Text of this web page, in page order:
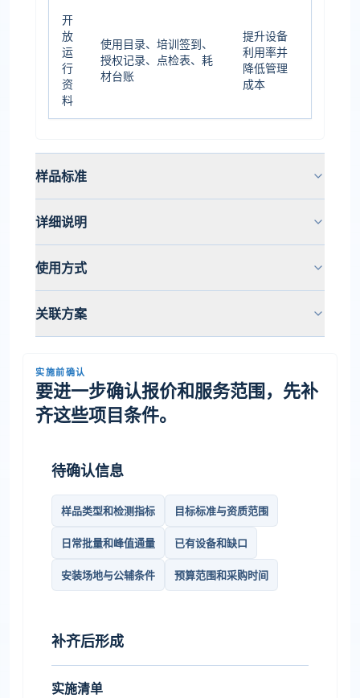
开
放
运
行
资
料
使用目录、培训签到、
授权记录、点检表、耗
材台账
提升设备
利用率并
降低管理
成本
样品标准
详细说明
使用方式
关联方案
实施前确认
要进一步确认报价和服务范围，先补
齐这些项目条件。
待确认信息
样品类型和检测指标 目标标准与资质范围
日常批量和峰值通量 已有设备和缺口
安装场地与公辅条件 预算范围和采购时间
补齐后形成
实施清单